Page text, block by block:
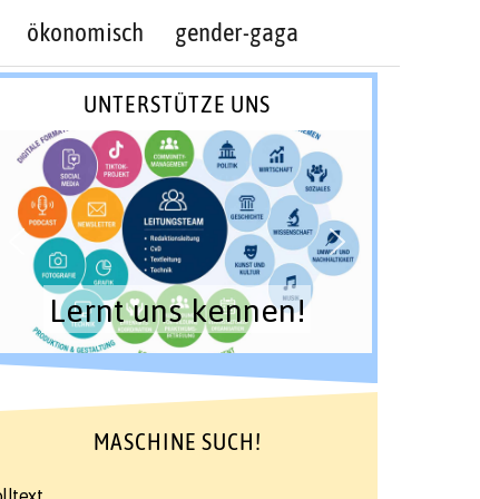
ökonomisch gender-gaga
UNTERSTÜTZE UNS
Lernt uns kennen!
MASCHINE SUCH!